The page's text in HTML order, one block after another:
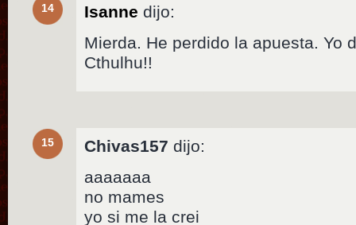
14 Isanne dijo:
Mierda. He perdido la apuesta. Yo
Cthulhu!!
15 Chivas157 dijo:
aaaaaaa
no mames
yo si me la crei